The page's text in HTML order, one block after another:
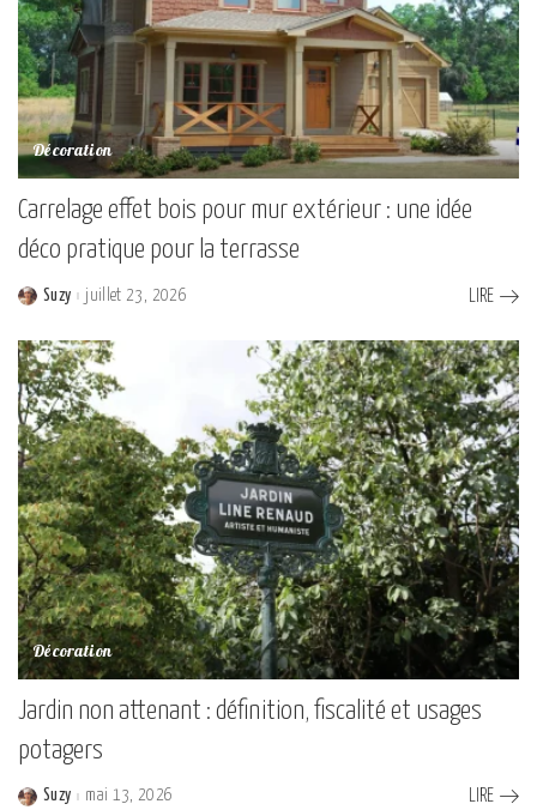
Décoration
Carrelage effet bois pour mur extérieur : une idée
déco pratique pour la terrasse
Posted
Suzy juillet 23, 2026 LIRE
Décoration
Jardin non attenant : définition, fiscalité et usages
potagers
Posted
Suzy mai 13, 2026 LIRE